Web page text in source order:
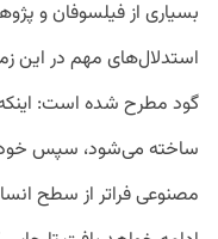
بسیاری از فیلسوفان و
استدلال‌های مهم در این
گود مطرح شده است:
ساخته می‌شود، سپس
مصنوعی فراتر از سطح